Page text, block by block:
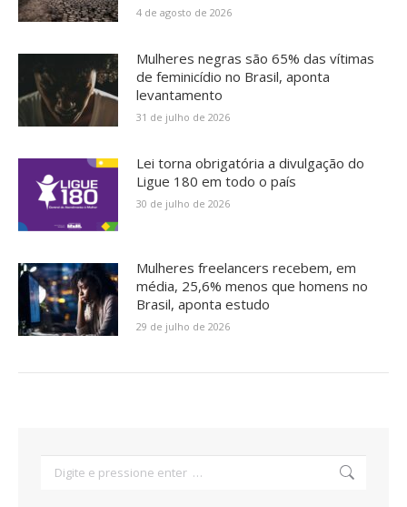
4 de agosto de 2026
Mulheres negras são 65% das vítimas
de feminicídio no Brasil, aponta
levantamento
31 de julho de 2026
Lei torna obrigatória a divulgação do
Ligue 180 em todo o país
30 de julho de 2026
Mulheres freelancers recebem, em
média, 25,6% menos que homens no
Brasil, aponta estudo
29 de julho de 2026